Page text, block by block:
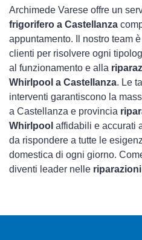
Archimede Varese offre un
frigorifero a Castellanza
appuntamento. Il nostro team
clienti per risolvere ogni
al funzionamento e alla
Whirlpool a Castellanza. Le
interventi garantiscono la
a Castellanza e provincia
Whirlpool affidabili e accurati
da rispondere a tutte le
domestica di ogni giorno.
diventi leader nelle